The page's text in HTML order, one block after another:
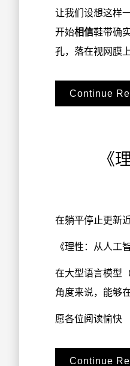
让我们设想这样
开始相信鞋带确
孔，落在视网膜
Continue
《
在躺平停止更新
《理性：从人工
在大型语言模型
角度来说，能够
愿各位阅读愉快
Continue